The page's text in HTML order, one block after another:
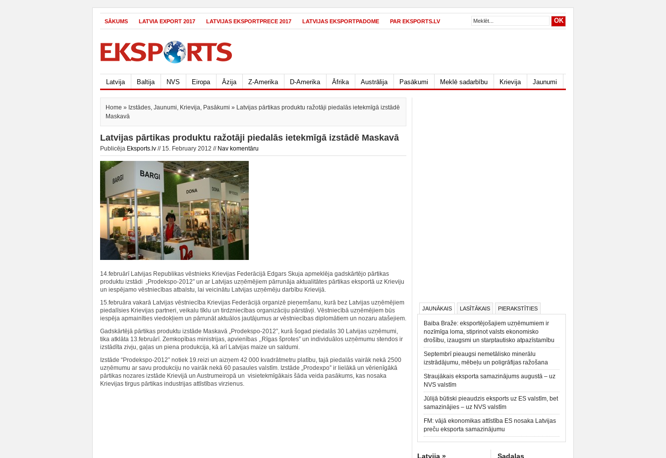
SĀKUMS LATVIA EXPORT 2017 LATVIJAS EKSPORTPRECE 2017 LATVIJAS EKSPORTPADOME PAR EKSPORTS.LV
Latvija Baltija NVS Eiropa Āzija Z-Amerika D-Amerika Āfrika Austrālija Pasākumi Meklē sadarbību Krievija Jaunumi
Home » Izstādes, Jaunumi, Krievija, Pasākumi » Latvijas pārtikas produktu ražotāji piedalās ietekmīgā izstādē
Maskavā
Latvijas pārtikas produktu ražotāji piedalās ietekmīgā izstādē Maskavā
Publicēja Eksports.lv // 15. February 2012 // Nav komentāru
14.februārī Latvijas Republikas vēstnieks Krievijas Federācijā Edgars Skuja apmeklēja gadskārtējo pārtikas
produktu izstādi „Prodekspo-2012” un ar Latvijas uzņēmējiem pārrunāja aktualitātes pārtikas eksportā uz Krieviju
un iespējamo vēstniecības atbalstu, lai veicinātu Latvijas uzņēmēju darbību Krievijā.
15.februāra vakarā Latvijas vēstniecība Krievijas Federācijā organizē pieņemšanu, kurā bez Latvijas uzņēmējiem
piedalīsies Krievijas partneri, veikalu tīklu un tirdzniecības organizāciju pārstāvji. Vēstniecībā uzņēmējiem būs
iespēja apmainīties viedokļiem un pārrunāt aktuālos jautājumus ar vēstniecības diplomātiem un nozaru atašejiem.
Gadskārtējā pārtikas produktu izstāde Maskavā „Prodekspo-2012”, kurā šogad piedalās 30 Latvijas uzņēmumi,
tika atklāta 13.februārī. Zemkopības ministrijas, apvienības ,,Rīgas šprotes” un individuālos uzņēmumu stendos ir
izstādīta zivju, gaļas un piena produkcija, kā arī Latvijas maize un saldumi.
Izstāde “Prodekspo-2012” notiek 19.reizi un aizņem 42 000 kvadrātmetru platību, tajā piedalās vairāk nekā 2500
uzņēmumu ar savu produkciju no vairāk nekā 60 pasaules valstīm. Izstāde „Prodexpo” ir lielākā un vērienīgākā
pārtikas nozares izstāde Krievijā un Austrumeiropā un visietekmīgākais šāda veida pasākums, kas nosaka
Krievijas tirgus pārtikas industrijas attīstības virzienus.
JAUNĀKAIS LASĪTĀKAIS PIERAKSTĪTIES
Baiba Braže: eksportējošajiem uzņēmumiem ir
nozīmīga loma, stiprinot valsts ekonomisko
drošību, izaugsmi un starptautisko atpazīstamību
Septembrī pieaugsi nemetālisko minerālu
izstrādājumu, mēbeļu un poligrāfijas ražošana
Straujākais eksporta samazinājums augustā – uz
NVS valstīm
Jūlijā būtiski pieaudzis eksports uz ES valstīm, bet
samazinājies – uz NVS valstīm
FM: vājā ekonomikas attīstība ES nosaka Latvijas
preču eksporta samazinājumu
Latvija » Sadaļas